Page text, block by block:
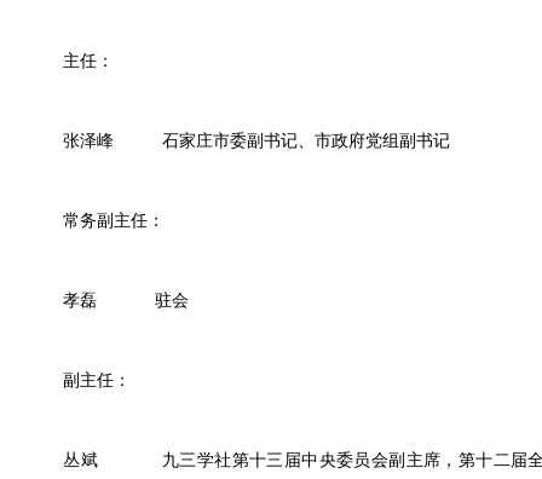
主任：
张泽峰 石家庄市委副书记、市政府党组副书记
常务副主任：
孝磊 驻会
副主任：
丛斌
九三学社第十三届中央委员会副主席，第十二届